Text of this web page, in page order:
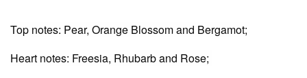
Top notes: Pear, Orange Blossom and Bergamot;
Heart notes: Freesia, Rhubarb and Rose;